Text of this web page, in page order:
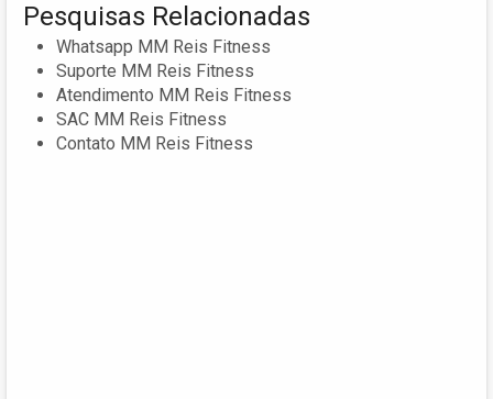
Pesquisas Relacionadas
Whatsapp MM Reis Fitness
Suporte MM Reis Fitness
Atendimento MM Reis Fitness
SAC MM Reis Fitness
Contato MM Reis Fitness